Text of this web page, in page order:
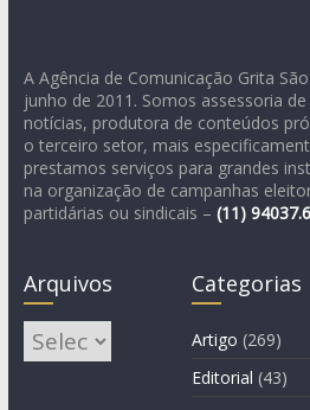
A Agência de Comunicação Grita
junho de 2011. Somos assessoria
notícias, produtora de conteúdos
o terceiro setor, mais
prestamos serviços para grandes
na organização de campanhas
partidárias ou sindicais – (11)
Arquivos
Arquivos
Categorias
Artigo (269)
Editorial (43)